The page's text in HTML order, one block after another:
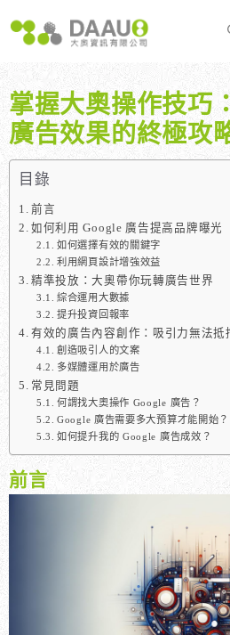
至
內
容掌握大奧操作技巧
廣告效果的終極攻
目錄
前言
如何利用 Google 廣告提高品牌曝光
如何選擇有效的關鍵字
利用網頁設計增強效益
精準投放：大奧帶你玩轉廣告世界
綜合運用大數據
提升投資回報率
有效的廣告內容創作：吸引力無法抵
創造吸引人的文案
多媒體運用於廣告
常見問題
何謂找大奧操作 Google 廣告？
Google 廣告需要多大預算才能開始？
如何提升我的 Google 廣告成效？
前言